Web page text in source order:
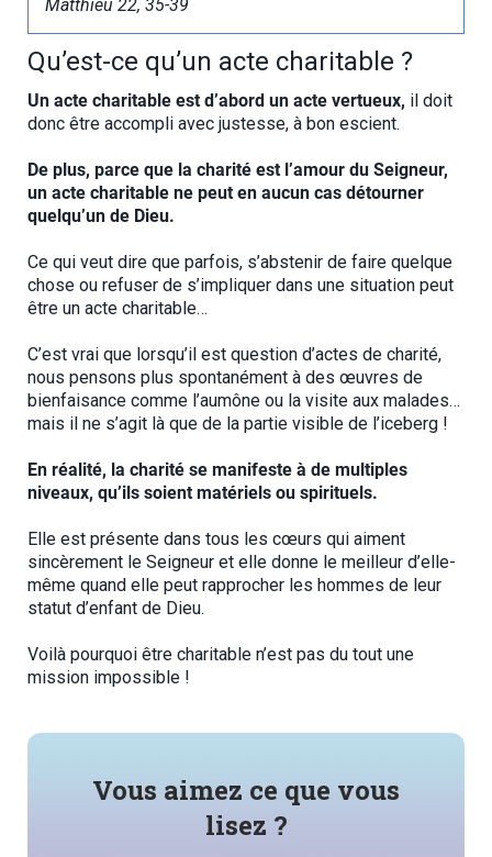
Matthieu 22, 35-39
Qu’est-ce qu’un acte charitable ?
Un acte charitable est d’abord un acte vertueux, il doit
donc être accompli avec justesse, à bon escient.
De plus, parce que la charité est l’amour du Seigneur,
un acte charitable ne peut en aucun cas détourner
quelqu’un de Dieu.
Ce qui veut dire que parfois, s’abstenir de faire quelque
chose ou refuser de s’impliquer dans une situation peut
être un acte charitable…
C’est vrai que lorsqu’il est question d’actes de charité,
nous pensons plus spontanément à des œuvres de
bienfaisance comme l’aumône ou la visite aux malades…
mais il ne s’agit là que de la partie visible de l’iceberg !
En réalité, la charité se manifeste à de multiples
niveaux, qu’ils soient matériels ou spirituels.
Elle est présente dans tous les cœurs qui aiment
sincèrement le Seigneur et elle donne le meilleur d’elle-
même quand elle peut rapprocher les hommes de leur
statut d’enfant de Dieu.
Voilà pourquoi être charitable n’est pas du tout une
mission impossible !
Vous aimez ce que vous
lisez ?